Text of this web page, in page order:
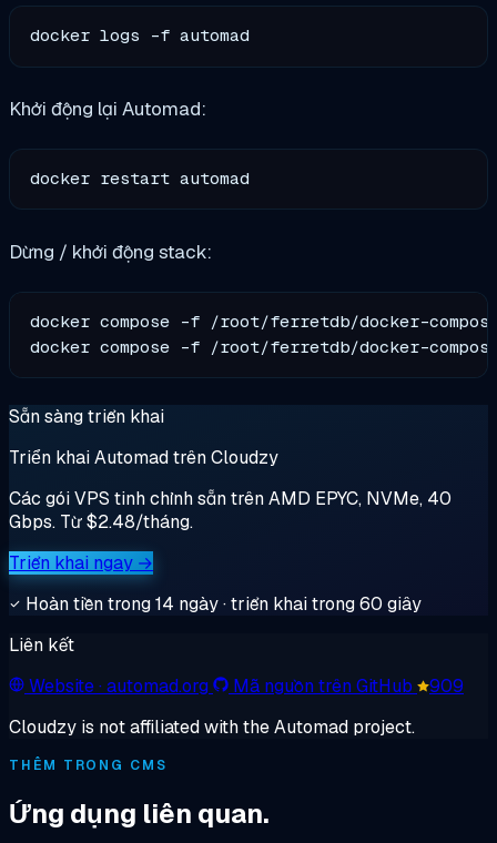
Khởi động lại Automad:
Dừng / khởi động stack:
docker compose -f /root/ferretdb/docker-
Sẵn sàng triển khai
Triển khai Automad trên Cloudzy
Các gói VPS tinh chỉnh sẵn trên AMD EPYC, NVMe, 40
Gbps. Từ $2.48/tháng.
Triển khai ngay →
Hoàn tiền trong 14 ngày · triển khai trong 60 giây
Liên kết
Website· automad.org Mã nguồn trên GitHub
909
Cloudzy is not affiliated with the Automad project.
THÊM TRONG CMS
Ứng dụng liên quan.